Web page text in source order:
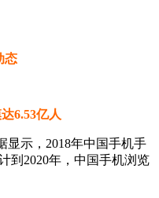
态
6.53亿人
示，2018年中国手机手
到2020年，中国手机浏览